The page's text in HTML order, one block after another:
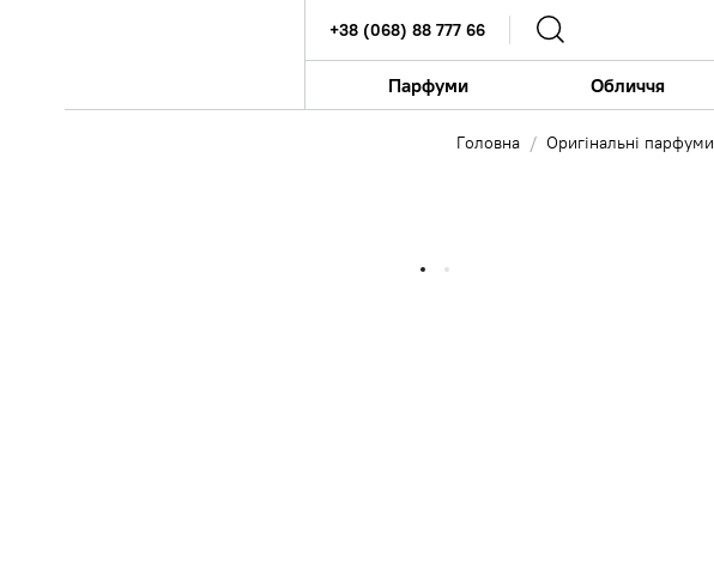
+38 (068) 88 777 66
Парфуми Обличчя
Головна Оригінальні парфуми